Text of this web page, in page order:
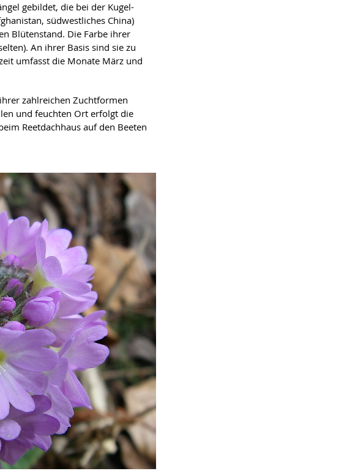
gebildet, die bei der Kugel-
südwestliches China)
Blütenstand. Die Farbe ihrer
An ihrer Basis sind sie zu
umfasst die Monate März und
zahlreichen Zuchtformen
und feuchten Ort erfolgt die
Reetdachhaus auf den Beeten